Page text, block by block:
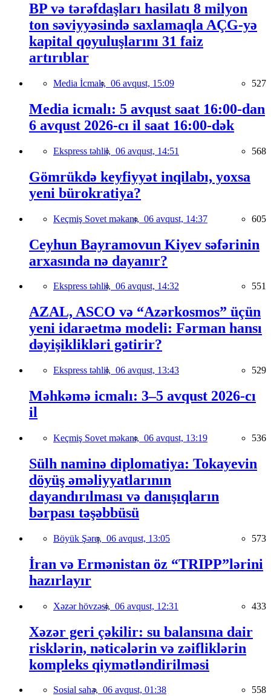
BP və tərəfdaşları hasilatı 8 milyon
ton səviyyəsində saxlamaqla AÇG-yə
kapital qoyuluşlarını 31 faiz
artırıblar
Media İcmalı, 06 avqust, 15:09 527
Media icmalı: 5 avqust saat 16:00-dan
6 avqust 2026-cı il saat 16:00-dək
Ekspress təhlil, 06 avqust, 14:51 568
Gömrükdə keyfiyyət inqilabı, yoxsa
yeni bürokratiya?
Keçmiş Sovet məkanı, 06 avqust, 14:37 605
Ceyhun Bayramovun Kiyev səfərinin
arxasında nə dayanır?
Ekspress təhlil, 06 avqust, 14:32 551
AZAL, ASCO və “Azərkosmos” üçün
yeni idarəetmə modeli: Fərman hansı
dəyişiklikləri gətirir?
Ekspress təhlil, 06 avqust, 13:43 529
Məhkəmə icmalı: 3–5 avqust 2026-cı
il
Keçmiş Sovet məkanı, 06 avqust, 13:19 536
Sülh naminə diplomatiya: Tokayevin
döyüş əməliyyatlarının
dayandırılması və danışıqların
bərpası təşəbbüsü
Böyük Şərq, 06 avqust, 13:05 573
İran və Ermənistan öz “TRIPP”lərini
hazırlayır
Xəzər hövzəsi, 06 avqust, 12:31 433
Xəzər geri çəkilir: su balansına dair
risklərin, nəticələrin və zəifliklərin
kompleks qiymətləndirilməsi
Sosial sahə, 06 avqust, 01:38 558